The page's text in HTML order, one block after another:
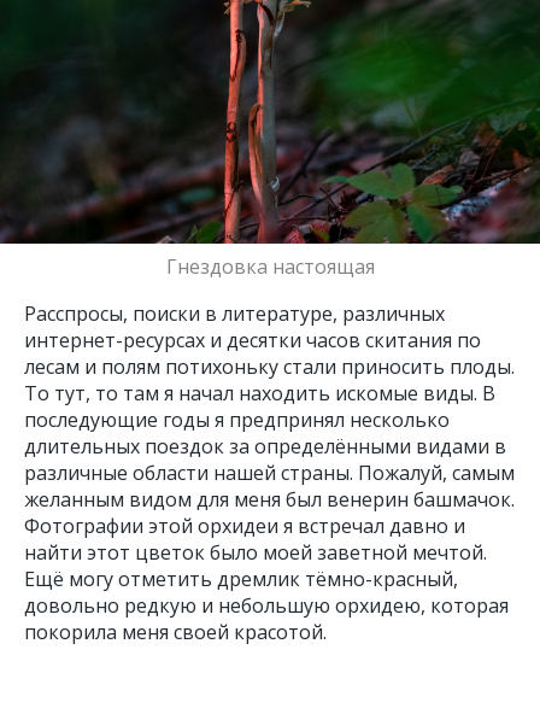
Гнездовка настоящая
​Расспросы, поиски в литературе, различных
интернет-ресурсах и десятки часов скитания по
лесам и полям потихоньку стали приносить плоды.
То тут, то там я начал находить искомые виды. В
последующие годы я предпринял несколько
длительных поездок за определёнными видами в
различные области нашей страны. Пожалуй, самым
желанным видом для меня был венерин башмачок.
Фотографии этой орхидеи я встречал давно и
найти этот цветок было моей заветной мечтой.
Ещё могу отметить дремлик тёмно-красный,
довольно редкую и небольшую орхидею, которая
покорила меня своей красотой.